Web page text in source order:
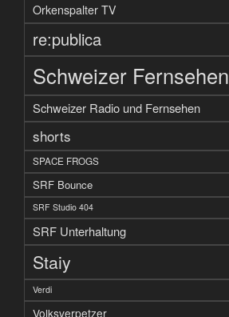
Orkenspalter TV
re:publica
Schweizer Fernsehen
Schweizer Radio und Fernsehen
shorts
SPACE FROGS
SRF Bounce
SRF Studio 404
SRF Unterhaltung
Staiy
Verdi
Volksverpetzer